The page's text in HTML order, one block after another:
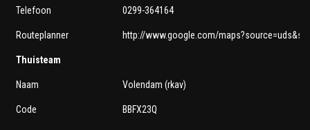
Telefoon 0299-364164
Routeplanner http://www.google.com/
Thuisteam
Naam Volendam (rkav)
Code BBFX23Q